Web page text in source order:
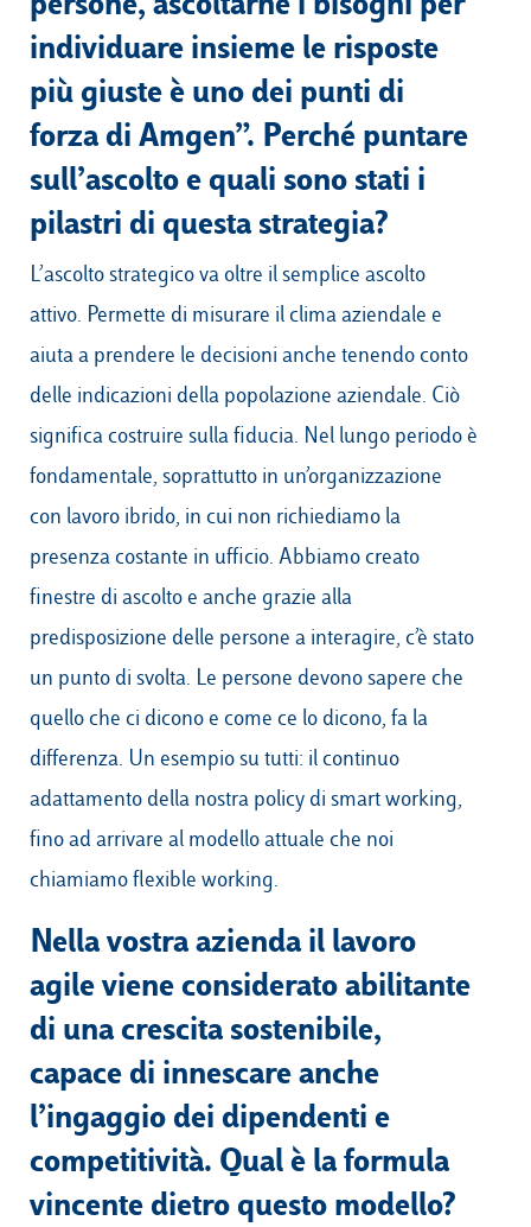
individuare insieme le risposte
più giuste è uno dei punti di
forza di Amgen”. Perché puntare
sull’ascolto e quali sono stati i
pilastri di questa strategia?
L’ascolto strategico va oltre il semplice ascolto
attivo. Permette di misurare il clima aziendale e
aiuta a prendere le decisioni anche tenendo conto
delle indicazioni della popolazione aziendale. Ciò
significa costruire sulla fiducia. Nel lungo periodo è
fondamentale, soprattutto in un’organizzazione
con lavoro ibrido, in cui non richiediamo la
presenza costante in ufficio. Abbiamo creato
finestre di ascolto e anche grazie alla
predisposizione delle persone a interagire, c’è stato
un punto di svolta. Le persone devono sapere che
quello che ci dicono e come ce lo dicono, fa la
differenza. Un esempio su tutti: il continuo
adattamento della nostra policy di smart working,
fino ad arrivare al modello attuale che noi
chiamiamo flexible working.
Nella vostra azienda il lavoro
agile viene considerato abilitante
di una crescita sostenibile,
capace di innescare anche
l’ingaggio dei dipendenti e
competitività. Qual è la formula
vincente dietro questo modello?